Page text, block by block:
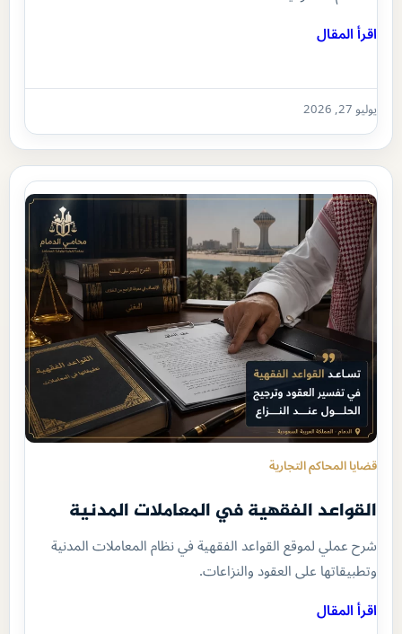
اقرأ المقال
يوليو 27, 2026
قضايا المحاكم التجارية
القواعد الفقهية في المعاملات المدنية
شرح عملي لموقع القواعد الفقهية في نظام المعاملات المدنية
وتطبيقاتها على العقود والنزاعات.
اقرأ المقال